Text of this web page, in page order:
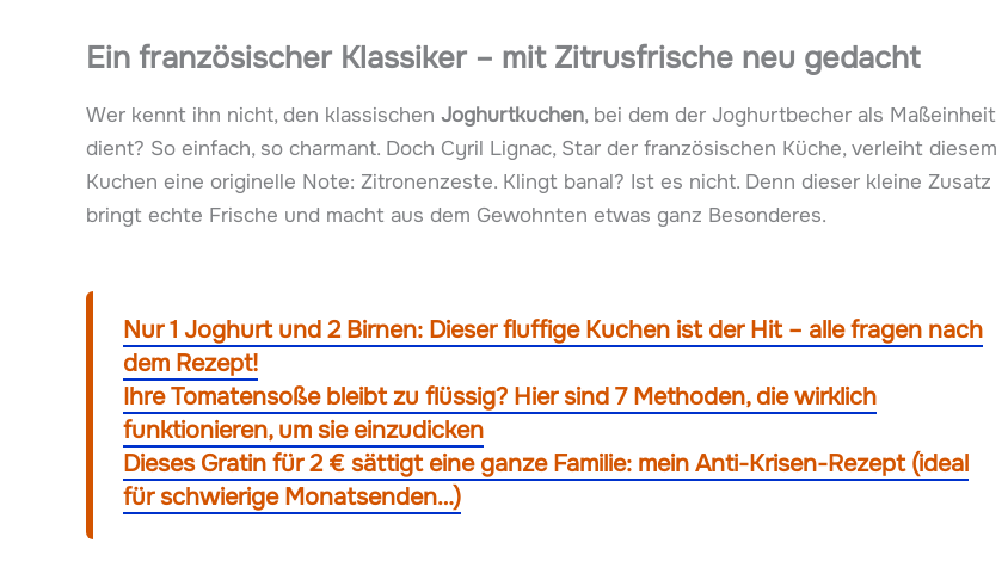
Ein französischer Klassiker – mit Zitrusfrische neu gedacht
Wer kennt ihn nicht, den klassischen Joghurtkuchen, bei dem der Joghurtbecher als Maßeinheit
dient? So einfach, so charmant. Doch Cyril Lignac, Star der französischen Küche, verleiht diesem
Kuchen eine originelle Note: Zitronenzeste. Klingt banal? Ist es nicht. Denn dieser kleine Zusatz
bringt echte Frische und macht aus dem Gewohnten etwas ganz Besonderes.
Nur 1 Joghurt und 2 Birnen: Dieser fluffige Kuchen ist der Hit – alle fragen nach
dem Rezept!
Ihre Tomatensoße bleibt zu flüssig? Hier sind 7 Methoden, die wirklich
funktionieren, um sie einzudicken
Dieses Gratin für 2 € sättigt eine ganze Familie: mein Anti-Krisen-Rezept (ideal
für schwierige Monatsenden…)